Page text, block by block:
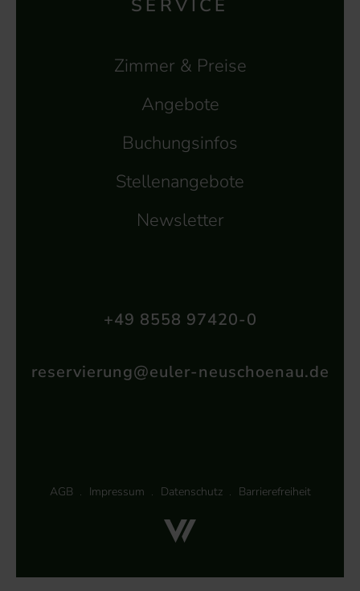
+49 8558 97420-0
reservierung@euler-neuschoenau.de
SERVICE
Zimmer & Preise
Angebote
Buchungsinfos
Stellenangebote
Newsletter
AGB Impressum Datenschutz Barrierefreiheit